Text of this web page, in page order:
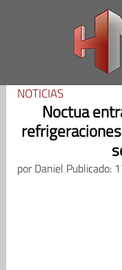
NOTICIAS
Noctua
porDaniel Publicado: